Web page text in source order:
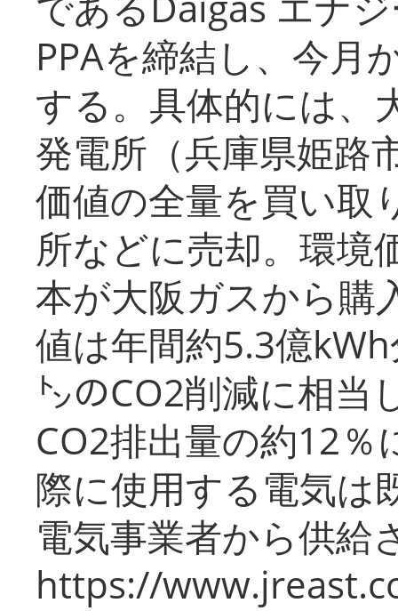
PPAを締結し、今月
する。具体的には、
発電所（兵庫県姫路
価値の全量を買い取
所などに売却。環境
本が大阪ガスから購
値は年間約5.3億
㌧のCO2削減に相当
CO2排出量の約12％
際に使用する電気は
電気事業者から供給
https://